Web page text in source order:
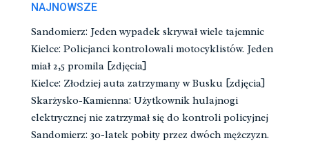
NAJNOWSZE
Sandomierz: Jeden wypadek skrywał wiele tajemnic
Kielce: Policjanci kontrolowali motocyklistów. Jeden
miał 2,5 promila [zdjęcia]
Kielce: Złodziej auta zatrzymany w Busku [zdjęcia]
Skarżysko-Kamienna: Użytkownik hulajnogi
elektrycznej nie zatrzymał się do kontroli policyjnej
Sandomierz: 30-latek pobity przez dwóch mężczyzn.